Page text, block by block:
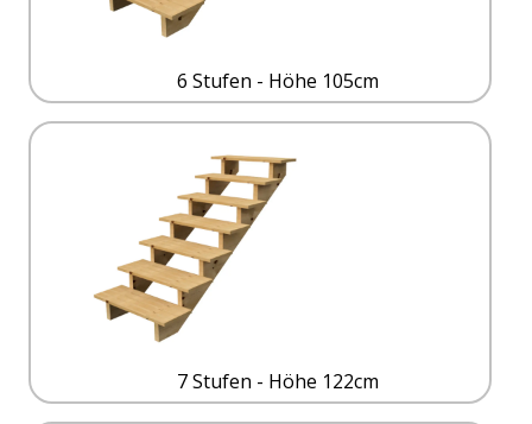
6 Stufen - Höhe 105cm
7 Stufen - Höhe 122cm